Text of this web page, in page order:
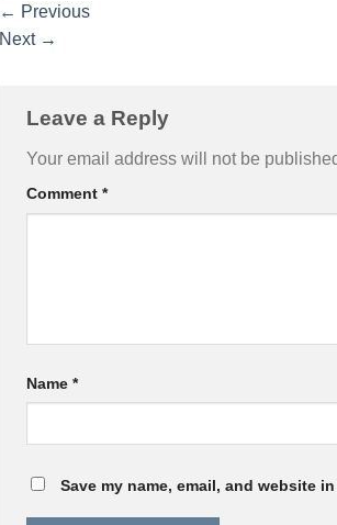
← Previous
Next →
Leave a Reply
Your email address will not be
Comment *
Name *
Save my name, email, and website